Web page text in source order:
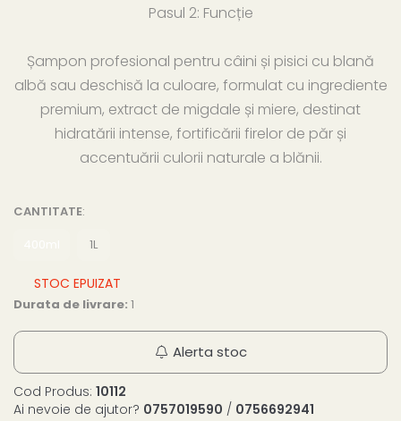
Pasul 2: Funcție
Șampon profesional pentru câini și pisici cu blană
albă sau deschisă la culoare, formulat cu ingrediente
premium, extract de migdale și miere, destinat
hidratării intense, fortificării firelor de păr și
accentuării culorii naturale a blănii.
CANTITATE:
1L
STOC EPUIZAT
Durata de livrare: 1
Alerta stoc
Cod Produs: 10112
Ai nevoie de ajutor? 0757019590 / 0756692941